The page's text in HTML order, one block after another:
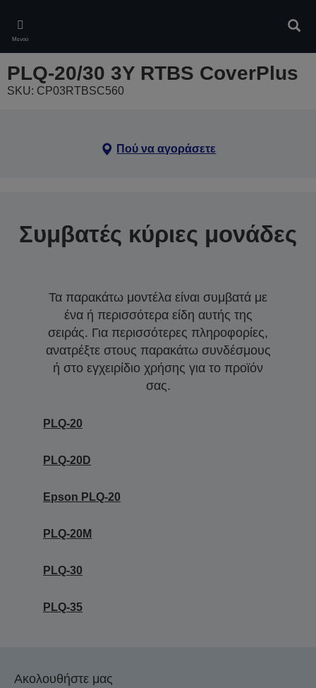
main
content
Μενού
PLQ-20/30 3Y RTBS CoverPlus
SKU: CP03RTBSC560
Πού να αγοράσετε
Συμβατές κύριες μονάδες
Τα παρακάτω μοντέλα είναι συμβατά με
ένα ή περισσότερα είδη αυτής της
σειράς. Για περισσότερες πληροφορίες,
ανατρέξτε στους παρακάτω συνδέσμους
ή στο εγχειρίδιο χρήσης για το προϊόν
σας.
PLQ-20
PLQ-20D
Epson PLQ-20
PLQ-20M
PLQ-30
PLQ-35
Ακολουθήστε μας